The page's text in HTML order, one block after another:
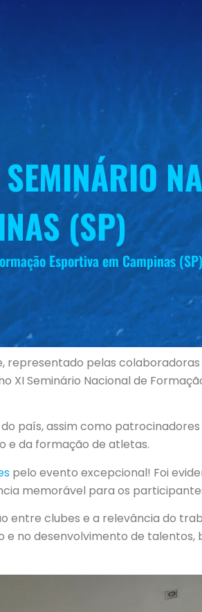
(SP)
Esportiva em Campinas (SP)
representado pelas
XI Seminário Nacional de
país, assim como
e da formação de atletas.
pelo evento excepcional! Foi
memorável para os
entre clubes e a relevância do
no desenvolvimento de